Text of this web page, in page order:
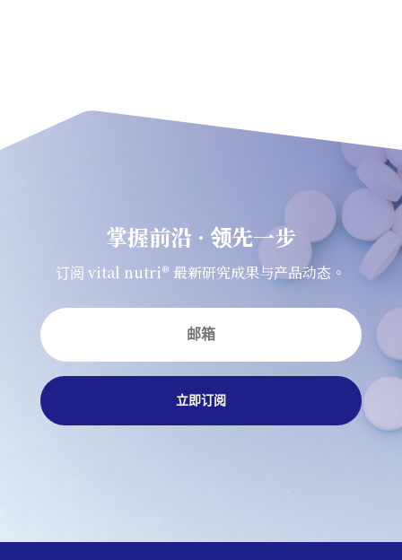
掌握前沿 · 领先一步
订阅 vital nutri® 最新研究成果与产品动态。
立即订阅